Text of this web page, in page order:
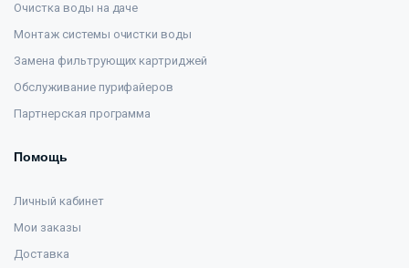
Очистка воды на даче
Монтаж системы очистки воды
Замена фильтрующих картриджей
Обслуживание пурифайеров
Партнерская программа
Помощь
Личный кабинет
Мои заказы
Доставка